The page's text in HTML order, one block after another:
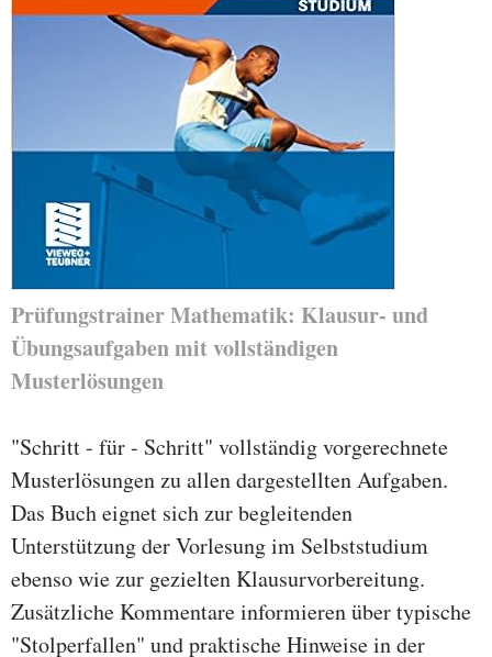
Prüfungstrainer Mathematik: Klausur- und
Übungsaufgaben mit vollständigen
Musterlösungen
"Schritt - für - Schritt" vollständig vorgerechnete
Musterlösungen zu allen dargestellten Aufgaben.
Das Buch eignet sich zur begleitenden
Unterstützung der Vorlesung im Selbststudium
ebenso wie zur gezielten Klausurvorbereitung.
Zusätzliche Kommentare informieren über typische
"Stolperfallen" und praktische Hinweise in der